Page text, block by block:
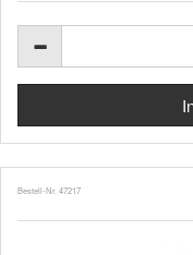
Bestell-Nr. 47217